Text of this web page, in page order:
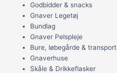
Godbidder & snacks
Gnaver Legetøj
Bundlag
Gnaver Pelspleje
Bure, løbegårde & transport
Gnaverhuse
Skåle & Drikkeflasker